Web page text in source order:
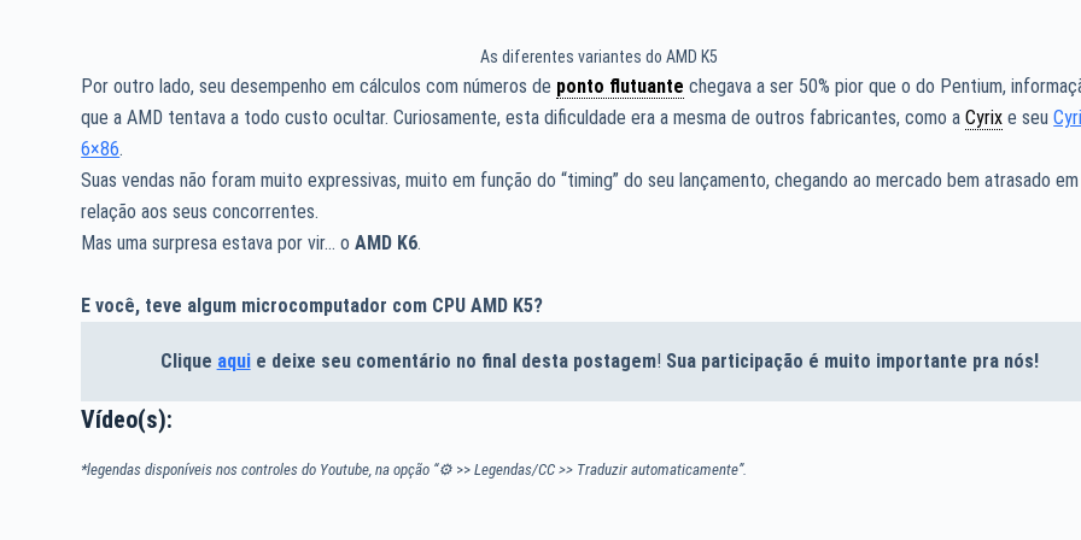
As diferentes variantes do AMD K5
Por outro lado, seu desempenho em cálculos com números de ponto flutuante chegava a ser 50% pior que o do Pentium,
que a AMD tentava a todo custo ocultar. Curiosamente, esta dificuldade era a mesma de outros fabricantes, como aCyrix e seu
6×86.
Suas vendas não foram muito expressivas, muito em função do “timing” do seu lançamento, chegando ao mercado bem atrasado em
relação aos seus concorrentes.
Mas uma surpresa estava por vir… oAMD K6.
E você, teve algum microcomputador com CPU AMD K5?
Clique aquie deixe seu comentário no final desta postagem! Sua participação é muito importante pra nós!
Vídeo(s):
*legendas disponíveis nos controles do Youtube, na opção “⚙ >>Legendas/CC >> Traduzir automaticamente”.